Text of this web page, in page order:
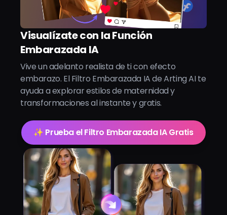
Visualízate con la Función
Embarazada IA
Vive un adelanto realista de ti con efecto
embarazo. El Filtro Embarazada IA de Arting AI te
ayuda a explorar estilos de maternidad y
transformaciones al instante y gratis.
✨ Prueba el Filtro Embarazada IA Gratis